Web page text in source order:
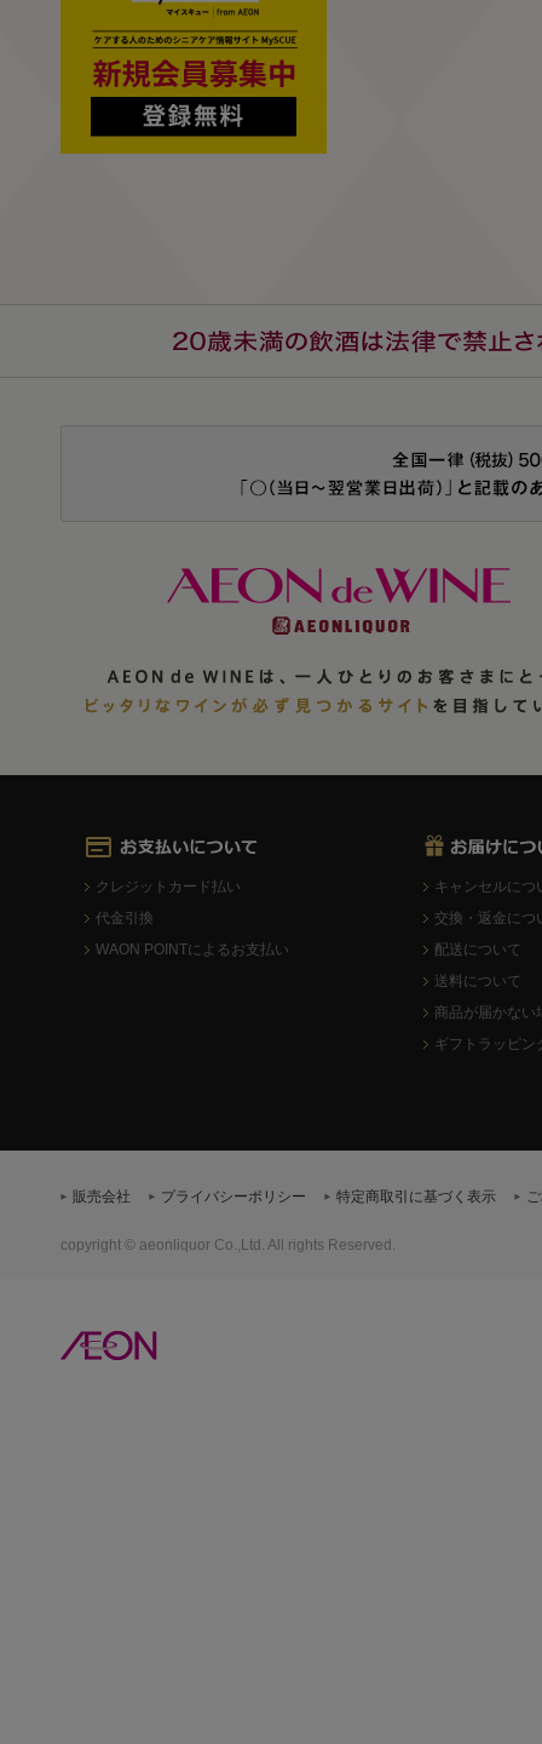
クレジットカード払い
代金引換
WAON POINTによるお支払い
キャンセルにつ
交換・返金につ
配送について
送料について
商品が届かない
ギフトラッピン
販売会社 プライバシーポリシー 特定商取引に基づく表示
copyright © aeonliquor Co.,Ltd. All rights Reserved.